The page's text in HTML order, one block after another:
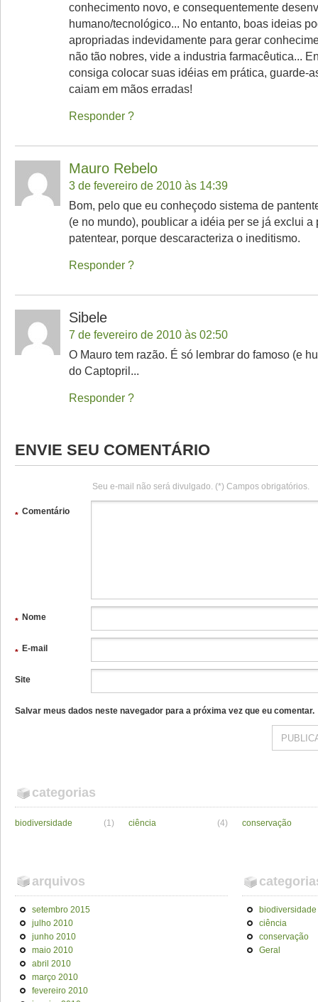
conhecimento novo, e consequentemente
humano/tecnológico... No entanto, boas ideias
apropriadas indevidamente para gerar
não tão nobres, vide a industria farmacêutica...
consiga colocar suas idéias em prática, guarde-
caiam em mãos erradas!
Responder
Mauro Rebelo
3 de fevereiro de 2010 às 14:39
Bom, pelo que eu conheçodo sistema de
(e no mundo), poublicar a idéia per se já exclui
patentear, porque descaracteriza o ineditismo.
Responder
Sibele
7 de fevereiro de 2010 às 02:50
O Mauro tem razão. É só lembrar do famoso (e
do Captopril...
Responder
ENVIE SEU COMENTÁRIO
Seu e-mail não será divulgado. (*) Campos obrigatórios.
Comentário
*
Nome
*
E-mail
*
Site
Salvar meus dados neste navegador para a próxima vez que eu comentar.
categorias
biodiversidade (1) ciência (4) conservação
arquivos
setembro 2015
julho 2010
junho 2010
maio 2010
abril 2010
março 2010
fevereiro 2010
biodiversidade
ciência
conservação
Geral